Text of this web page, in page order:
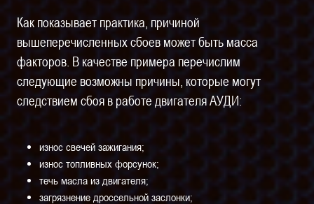
Как показывает практика, причиной
вышеперечисленных сбоев может быть масса
факторов. В качестве примера перечислим
следующие возможны причины, которые могут
следствием сбоя в работе двигателя АУДИ:
износ свечей зажигания;
износ топливных форсунок;
течь масла из двигателя;
загрязнение дроссельной заслонки;